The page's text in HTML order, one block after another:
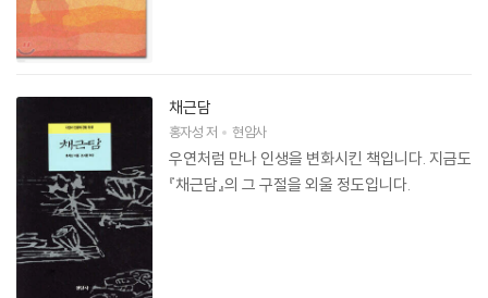
채근담
홍자성저 현암사
우연처럼 만나 인생을 변화시킨 책입니다. 지금도
『채근담』의 그 구절을 외울 정도입니다.